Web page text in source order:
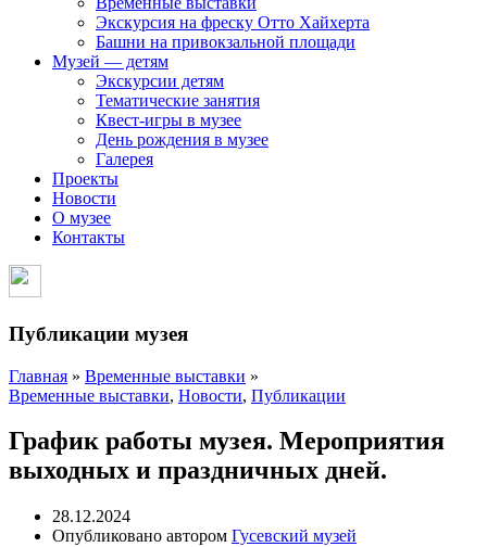
Экскурсия на фреску Отто Хайхерта
Башни на привокзальной площади
Музей — детям
Экскурсии детям
Тематические занятия
Квест-игры в музее
День рождения в музее
Галерея
Проекты
Новости
О музее
Контакты
Публикации музея
Главная » Временные выставки »
Временные выставки, Новости, Публикации
График работы музея. Мероприятия
выходных и праздничных дней.
28.12.2024
Опубликовано автором Гусевский музей